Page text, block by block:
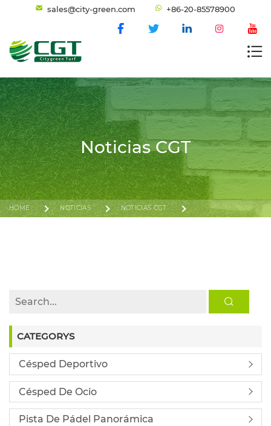
sales@city-green.com +86-20-85578900
Noticias CGT
HOME NOTICIAS NOTICIAS CGT
CATEGORYS
Césped Deportivo
Césped De Ocio
Pista De Pádel Panorámica